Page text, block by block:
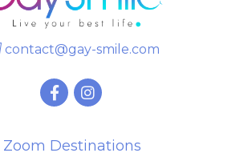
contact@gay-smile.com
Zoom Destinations